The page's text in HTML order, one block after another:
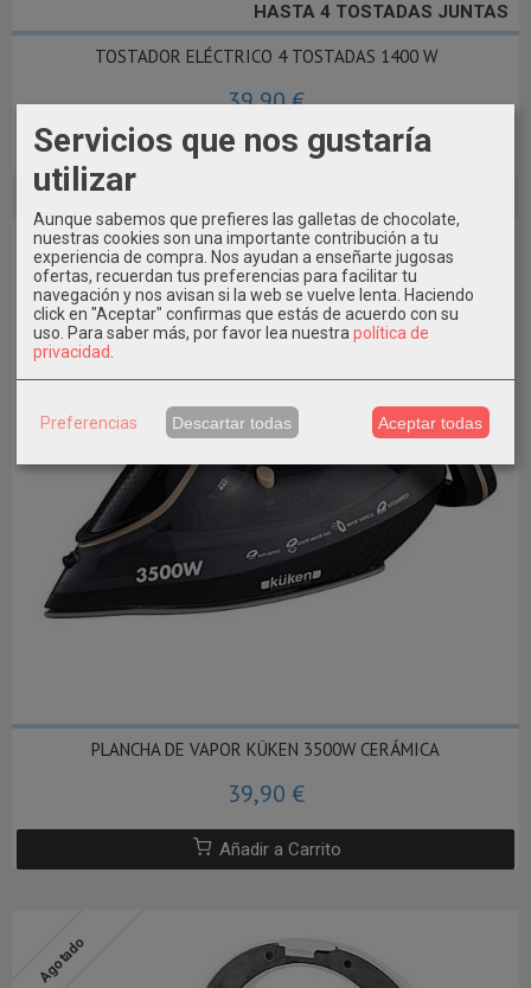
HASTA 4 TOSTADAS JUNTAS
TOSTADOR ELÉCTRICO 4 TOSTADAS 1400 W
39,90 €
Añadir a Carrito
PLANCHA DE VAPOR KÜKEN 3500W CERÁMICA
39,90 €
Añadir a Carrito
Agotado
Servicios que nos gustaría
utilizar
Aunque sabemos que prefieres las galletas de chocolate,
nuestras cookies son una importante contribución a tu
experiencia de compra. Nos ayudan a enseñarte jugosas
ofertas, recuerdan tus preferencias para facilitar tu
navegación y nos avisan si la web se vuelve lenta. Haciendo
click en "Aceptar" confirmas que estás de acuerdo con su
uso. Para saber más, por favor lea nuestra política de
privacidad
Preferencias Descartar todas Aceptar todas